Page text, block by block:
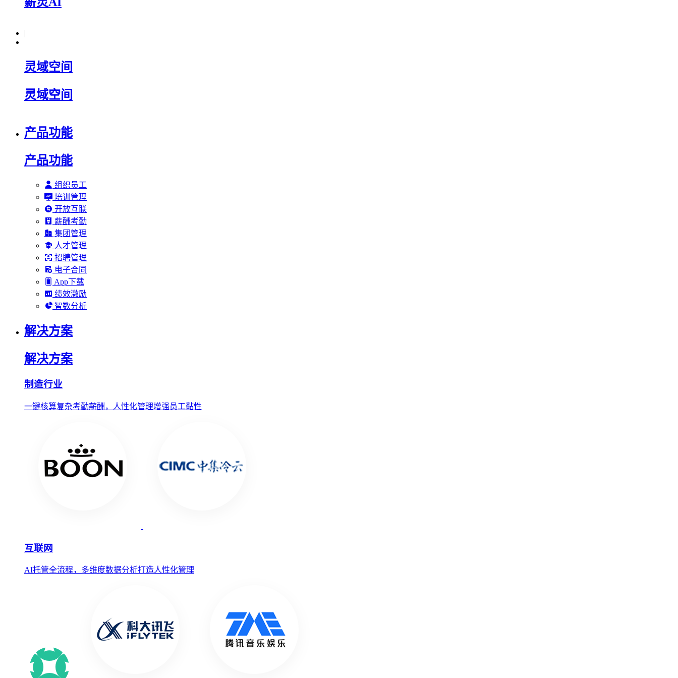
|
灵域空间
灵域空间
产品功能
产品功能
组织员工
培训管理
开放互联
薪酬考勤
集团管理
人才管理
招聘管理
电子合同
App下载
绩效激励
智数分析
解决方案
解决方案
制造行业
一键核算复杂考勤薪酬，人性化管理增强员工黏性
互联网
AI托管全流程，多维度数据分析打造人性化管理